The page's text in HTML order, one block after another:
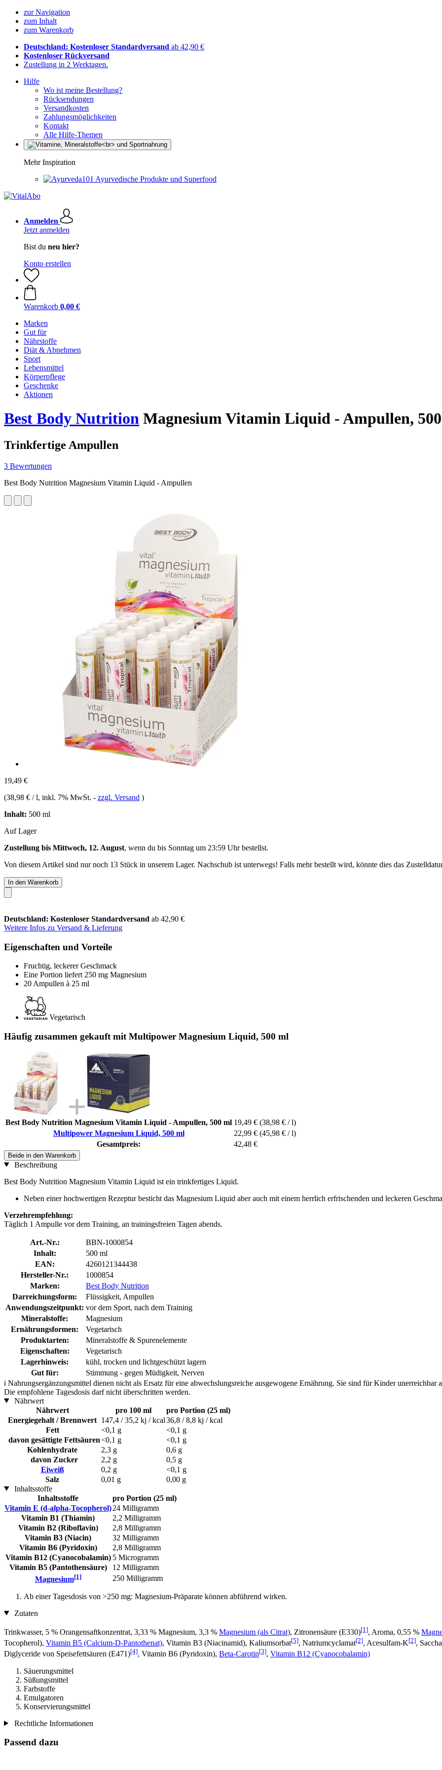
zur Navigation
zum Inhalt
zum Warenkorb
Deutschland: Kostenloser Standardversand ab 42,90 €
Kostenloser Rückversand
Zustellung in 2 Werktagen.
Hilfe
Wo ist meine Bestellung?
Rücksendungen
Versandkosten
Zahlungsmöglichkeiten
Kontakt
Alle Hilfe-Themen
Mehr Inspiration
Ayurvedische Produkte und Superfood
Anmelden
Jetzt anmelden
Bist du neu hier?
Konto erstellen
Warenkorb 0,00 €
Marken
Gut für
Nährstoffe
Diät & Abnehmen
Sport
Lebensmittel
Körperpflege
Geschenke
Aktionen
Best Body Nutrition Magnesium Vitamin Liquid - Ampullen,
Trinkfertige Ampullen
3 Bewertungen
Best Body Nutrition Magnesium Vitamin Liquid - Ampullen
19,49 €
(38,98 € / l, inkl. 7% MwSt. - zzgl. Versand )
Inhalt: 500 ml
Auf Lager
Zustellung bis Mittwoch, 12. August, wenn du bis Sonntag um 23:59 Uhrbestellst.
Von diesem Artikel sind nur noch 13 Stück in unserem Lager. Nachschub ist unterwegs! Falls mehr bestellt wird, könnte dies das
In den Warenkorb
Deutschland: Kostenloser Standardversand ab 42,90 €
Weitere Infos zu Versand & Lieferung
Eigenschaften und Vorteile
Fruchtig, leckerer Geschmack
Eine Portion liefert 250 mg Magnesium
20 Ampullen à 25 ml
Vegetarisch
Häufig zusammen gekauft mit Multipower Magnesium Liquid, 500 ml
Best Body Nutrition Magnesium Vitamin Liquid - Ampullen, 500 ml 19,49 € (38,98 € / l)
Multipower Magnesium Liquid, 500 ml
22,99 € (45,98 € / l)
Gesamtpreis:
42,48 €
Beide in den Warenkorb
Beschreibung
Best Body Nutrition Magnesium Vitamin Liquid ist ein trinkfertiges Liquid.
Neben einer hochwertigen Rezeptur besticht das Magnesium Liquid aber auch mit einem herrlich erfrischenden und leckeren
Verzehrempfehlung:
Täglich 1 Ampulle vor dem Training, an trainingsfreien Tagen abends.
Art.-Nr.:
BBN-1000854
Inhalt:
500 ml
EAN:
4260121344438
Hersteller-Nr.:
1000854
Marken:
Best Body Nutrition
Darreichungsform:
Flüssigkeit, Ampullen
Anwendungszeitpunkt: vor dem Sport, nach dem Training
Mineralstoffe:
Magnesium
Ernährungsformen:
Vegetarisch
Produktarten:
Mineralstoffe & Spurenelemente
Eigenschaften:
Vegetarisch
Lagerhinweis:
kühl, trocken und lichtgeschützt lagern
Gut für:
Stimmung - gegen Müdigkeit, Nerven
i Nahrungsergänzungsmittel dienen nicht als Ersatz für eine abwechslungsreiche ausgewogene Ernährung. Sie sind für Kinder unerreichbar
Die empfohlene Tagesdosis darf nicht überschritten werden.
Nährwert
Nährwert
pro 100 ml
pro Portion (25 ml)
Energiegehalt / Brennwert 147,4 / 35,2 kj / kcal36,8 / 8,8 kj / kcal
Fett
<0,1 g
<0,1 g
davon gesättigte Fettsäuren<0,1 g
<0,1 g
Kohlenhydrate
2,3 g
0,6 g
davon Zucker
2,2 g
0,5 g
Eiweiß
0,2 g
<0,1 g
Salz
0,01 g
0,00 g
Inhaltsstoffe
Inhaltsstoffe
pro Portion (25 ml)
Vitamin E (d-alpha-Tocopherol)24 Milligramm
Vitamin B1 (Thiamin)
2,2 Milligramm
Vitamin B2 (Riboflavin)
2,8 Milligramm
Vitamin B3 (Niacin)
32 Milligramm
Vitamin B6 (Pyridoxin)
2,8 Milligramm
Vitamin B12 (Cyanocobalamin) 5 Microgramm
Vitamin B5 (Pantothensäure)
12 Milligramm
Magnesium[1] 250 Milligramm
Ab einer Tagesdosis von >250 mg: Magnesium-Präparate können abführend wirken.
Zutaten
Trinkwasser, 5 % Orangensaftkonzentrat, 3,33 % Magnesium, 3,3 % Magnesium (als Citrat), Zitronensäure (E330)[1], Aroma, 0,55 %
Tocopherol), Vitamin B5 (Calcium-D-Pantothenat), Vitamin B3 (Niacinamid), Kaliumsorbat[5], Natriumcyclamat[2], Acesulfam-K[2],
Diglyceride von Speisefettsäuren (E471)[4], Vitamin B6 (Pyridoxin), Beta-Carotin[3], Vitamin B12 (Cyanocobalamin)
Säuerungsmittel
Süßungsmittel
Farbstoffe
Emulgatoren
Konservierungsmittel
Rechtliche Informationen
Passend dazu